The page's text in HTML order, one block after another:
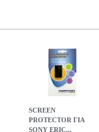
SCREEN
PROTECTOR ΓΙΑ
SONY ERIC...